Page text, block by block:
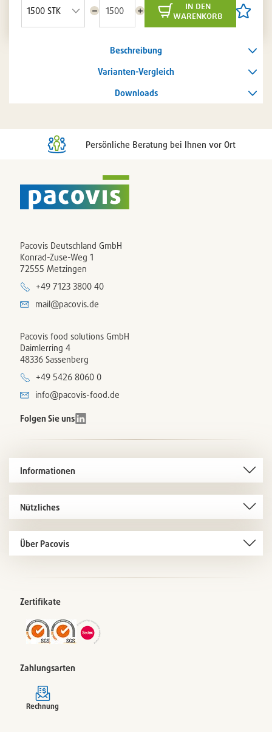
Menge
Menge
in den
warenkorb
Artikel
setzen
Beschreibung
Varianten-Vergleich
Downloads
Persönliche Beratung bei Ihnen vor Ort
Pacovis Deutschland GmbH
Konrad-Zuse-Weg 1
72555 Metzingen
+49 7123 3800 40
mail@pacovis.de
Pacovis food solutions GmbH
Daimlerring 4
48336 Sassenberg
+49 5426 8060 0
info@pacovis-food.de
Folgen Sie uns
Informationen
Nützliches
Über Pacovis
Zertifikate
Zahlungsarten
Rechnung